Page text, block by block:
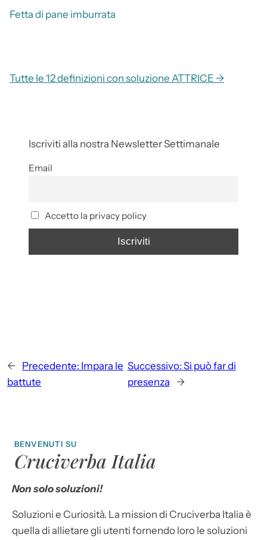
Fetta di pane imburrata
Tutte le 12 definizioni con soluzione ATTRICE →
Iscriviti alla nostra Newsletter Settimanale
Email
Accetto la privacy policy
← Precedente: Impara le
battute
Successivo: Si può far di
presenza
→
BENVENUTI SU
Cruciverba Italia
Non solo soluzioni!
Soluzioni e Curiosità. La mission di Cruciverba Italia è
quella di allietare gli utenti fornendo loro le soluzioni